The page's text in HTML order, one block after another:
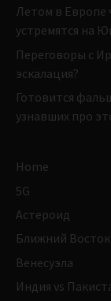
Летом в Европе
устремятся на
Переговоры с
эскалация?
Готовится
узнавших про
Home
5G
Астероид
Ближний Восток
Венесуэла
Индия vs